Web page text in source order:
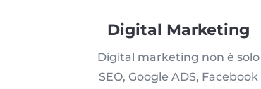
Digital Marketing
Digital marketing non è solo
SEO, Google ADS, Facebook